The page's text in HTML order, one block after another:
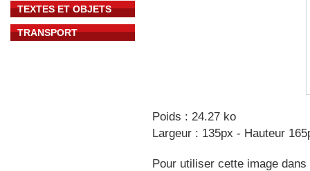
TEXTES ET OBJETS
TRANSPORT
Poids : 24.27 ko
Largeur : 135px - Hauteur
Pour utiliser cette image